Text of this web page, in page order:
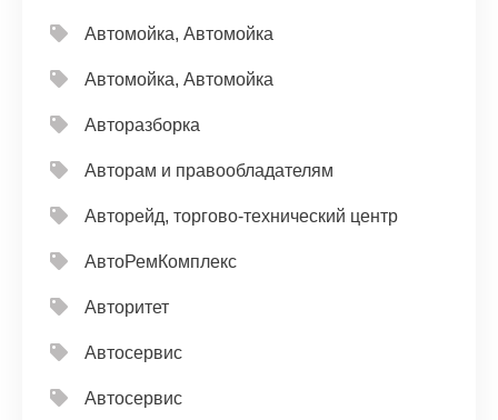
Автомойка, Автомойка
Автомойка, Автомойка
Авторазборка
Авторам и правообладателям
Авторейд, торгово-технический центр
АвтоРемКомплекс
Авторитет
Автосервис
Автосервис